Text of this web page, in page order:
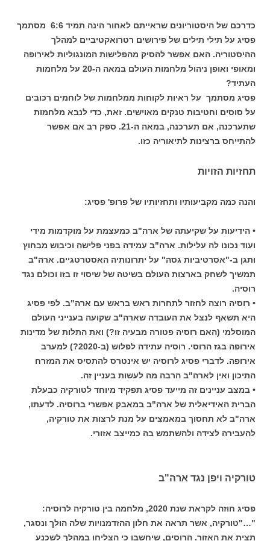
כדרכם של היסטוריונים שראייתם לאחור הינה תמיד 6:6 מסתמך
פסיג על תילי תילים של פירושים רטרואקטיביים למהלך
ההיסטוריה. האם אפשר להסיק מהפלישות המונגוליות לאירופה
ומאופי ואופן ניהול מלחמות העולם במאה ה-20 על מלחמות
העתיד?
פסיג מסתמך על ראיות לקוחות ממלחמות של לוחמים רכובים
על סוסים וחטיבות טנקים מאוישים. זאת, כדי לנבא מלחמות
שתערכנה, אם תערכנה, במאה ה-21. ספק רב אם אפשר
להתייחס ברצינות לתיאוריה כזו.
תחזיות הזויות
והנה כמה מקביעותיו ותחזיותיו של פרופ' פסיג:
• הידיעות על שקיעתה של ארה"ב כמעצמת על מוקדמות מידי
ועוד נכונו לה עלילות. ארה"ב עמידה בפני פלישה וכיבוש מבחוץ
ותגן ב-"אסרטיביות גסה" על יתרונותיה האסטרטגיים. ארה"ב
תמשיך לשחק בארצות העולם בשיטה של שיסוי זו בזו וכולם נגד
רוסיה.
• רוסיה רוצה לחזור לתחרות ראש בראש עם ארה"ב. לפי פסיג
היא תשאף לנצל את העובדה שארה"ב שקועה בענייני העולם
המוסלמי (האם רוסיה פטורה מבעיה זו?) ואת התלות של מדינות
אירופה בגז הרוסי. רוסיה עתידה לפלוש (ב-2020?) למערב
אירופה. לדברי פסיג לרוסיה יש אינטרס להתסיס את המזרח
התיכון ואין לארה"ב הרבה מה לעשות בעניין זה.
• במצב עניינים זה מייעד פסיג תפקיד מיוחד לטורקיה כבעלת
הברית האידיאלית של ארה"ב במאבק אפשרי ברוסיה. לדעתו,
ארה"ב לא תחסוך במאמצים על מנת לרצות את טורקיה,
להעבירה לצידה ולהשתמש בה כמייצב אזורי.
טורקיה ויפן נגד ארה"ב
פסיג חוזה לקראת שנת 2020, מלחמה בין טורקיה לרוסיה:
"…"טורקיה, אשר תראה את חלון ההזדמנויות שלה הולך ונסגר,
תצית את האזור. הרוסים, שיחשבו כי הצליחו במהלך לשכנע